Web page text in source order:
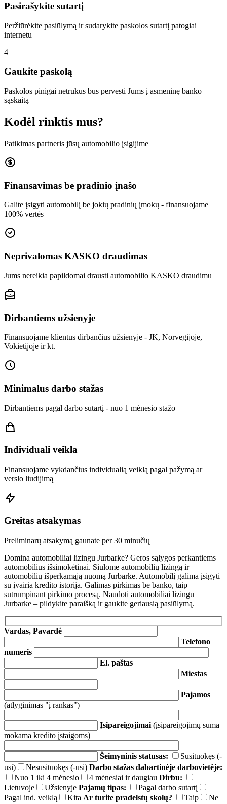
Pasirašykite sutartį
Peržiūrėkite pasiūlymą ir sudarykite paskolos sutartį patogiai
internetu
4
Gaukite paskolą
Paskolos pinigai netrukus bus pervesti Jums į asmeninę banko
sąskaitą
Kodėl rinktis mus?
Patikimas partneris jūsų automobilio įsigijime
Finansavimas be pradinio įnašo
Galite įsigyti automobilį be jokių pradinių įmokų - finansuojame
100% vertės
Neprivalomas KASKO draudimas
Jums nereikia papildomai drausti automobilio KASKO draudimu
Dirbantiems užsienyje
Finansuojame klientus dirbančius užsienyje - JK, Norvegijoje,
Vokietijoje ir kt.
Minimalus darbo stažas
Dirbantiems pagal darbo sutartį - nuo 1 mėnesio stažo
Individuali veikla
Finansuojame vykdančius individualią veiklą pagal pažymą ar
verslo liudijimą
Greitas atsakymas
Preliminarų atsakymą gaunate per 30 minučių
Domina automobiliai lizingu Jurbarke? Geros sąlygos perkantiems
automobilius išsimokėtinai. Siūlome automobilių lizingą ir
automobilių išperkamąją nuomą Jurbarke. Automobilį galima įsigyti
su įvairia kredito istorija. Galimas pirkimas be banko, taip
sutrumpinant pirkimo procesą. Naudoti automobiliai lizingu
Jurbarke – pildykite paraišką ir gaukite geriausią pasiūlymą.
Vardas, Pavardė
Telefono
numeris
El. paštas
Miestas
Pajamos
(atlyginimas "į rankas")
Įsipareigojimai (įsipareigojimų suma
mokama kredito įstaigoms)
Šeimyninis statusas:
Susituokęs (-
usi)
Nesusituokęs (-usi) Darbo stažas dabartinėje darbovietėje:
Nuo 1 iki 4 mėnesio
4 mėnesiai ir daugiau Dirbu:
Lietuvoje
Užsienyje Pajamų tipas:
Pagal darbo sutartį
Pagal ind. veiklą
Kita Ar turite pradelstų skolų? Taip
Ne